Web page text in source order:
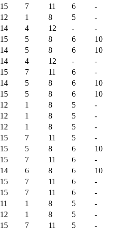
15 7 11 6
-
12 1 8 5
-
14 4 12 -
-
15 5 8 6
10
14 5 8 6
10
14 4 12 -
-
15 7 11 6
-
14 5 8 6
10
15 5 8 6
10
12 1 8 5
-
12 1 8 5
-
12 1 8 5
-
15 7 11 5
-
15 5 8 6
10
15 7 11 6
-
14 6 8 6
10
15 7 11 6
-
15 7 11 6
-
11 1 8 5
-
12 1 8 5
-
15 7 11 5
-